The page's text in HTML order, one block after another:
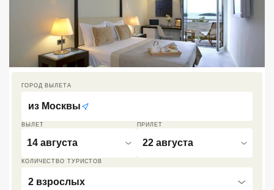
ВЫЛЕТ
14 августа
ПРИЛЕТ
22 августа
КОЛИЧЕСТВО ТУРИСТОВ
2 взрослых
ГОРОД ВЫЛЕТА
из Москвы
Кав Мин Воды
Экскурсионные туры